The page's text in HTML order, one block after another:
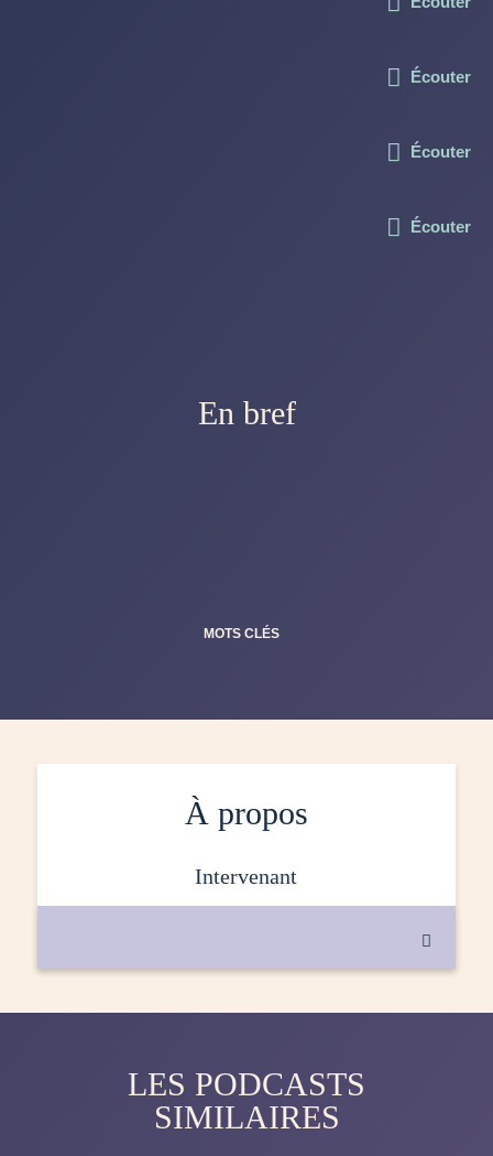
Écouter
Écouter
Écouter
En bref
MOTS CLÉS
À propos
intervenant

LES PODCASTS
SIMILAIRES